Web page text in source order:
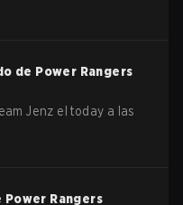
de Power Rangers
Jenz el today a las
Power Rangers